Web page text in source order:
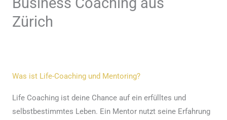
Zürich
Was ist Life-Coaching und Mentoring?
Life Coaching ist deine Chance auf ein erfülltes und
selbstbestimmtes Leben. Ein Mentor nutzt seine Erfahrung